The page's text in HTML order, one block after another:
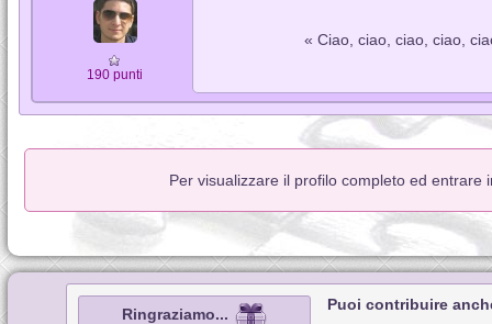
190 punti
« Ciao, ciao, ciao, ciao,
Per visualizzare il profilo completo ed entrare
Ringraziamo...
Puoi contribuire